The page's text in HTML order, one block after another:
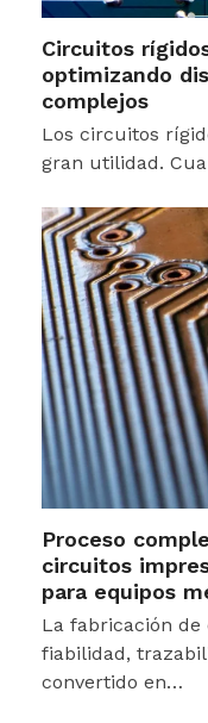
Circuitos
optimizando
complejos
Los circuitos
gran utilidad.
Proceso
circuitos
para equipos
La fabricación
fiabilidad,
convertido en…